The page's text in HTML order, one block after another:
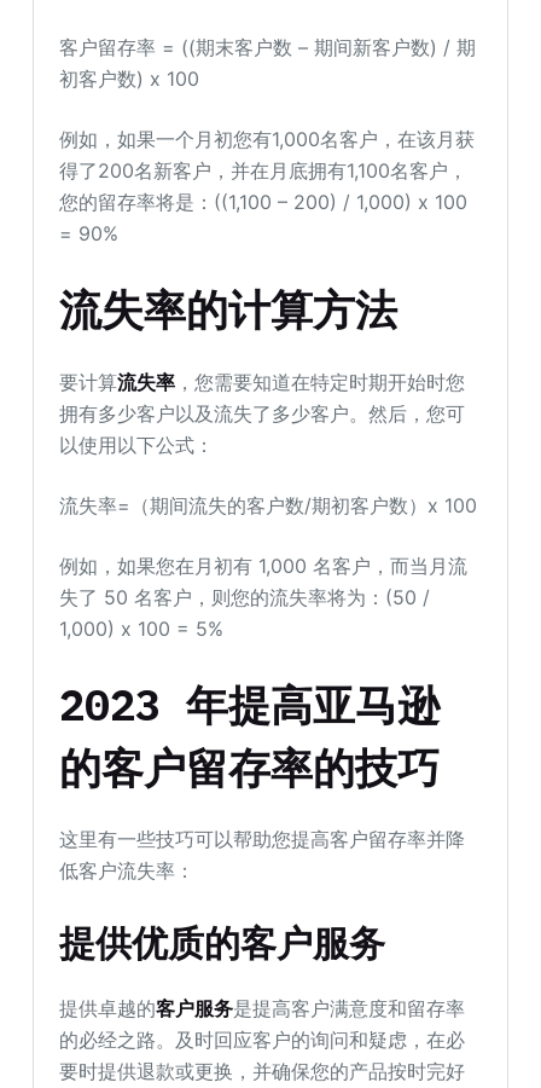
客户留存率 = ((期末客户数 – 期间新客户数) / 期
初客户数) x 100
例如，如果一个月初您有1,000名客户，在该月获
得了200名新客户，并在月底拥有1,100名客户，
您的留存率将是：((1,100 – 200) / 1,000) x 100
= 90%
流失率的计算方法
要计算流失率 ，您需要知道在特定时期开始时您
拥有多少客户以及流失了多少客户。然后，您可
以使用以下公式：
流失率=（期间流失的客户数/期初客户数）x 100
例如，如果您在月初有 1,000 名客户，而当月流
失了 50 名客户，则您的流失率将为：(50 /
1,000) x 100 = 5%
2023 年提高亚马逊
的客户留存率的技巧
这里有一些技巧可以帮助您提高客户留存率并降
低客户流失率：
提供优质的客户服务
提供卓越的客户服务是提高客户满意度和留存率
的必经之路。及时回应客户的询问和疑虑，在必
要时提供退款或更换，并确保您的产品按时完好